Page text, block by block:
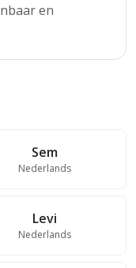
en
Sem
Nederlands
Levi
Nederlands